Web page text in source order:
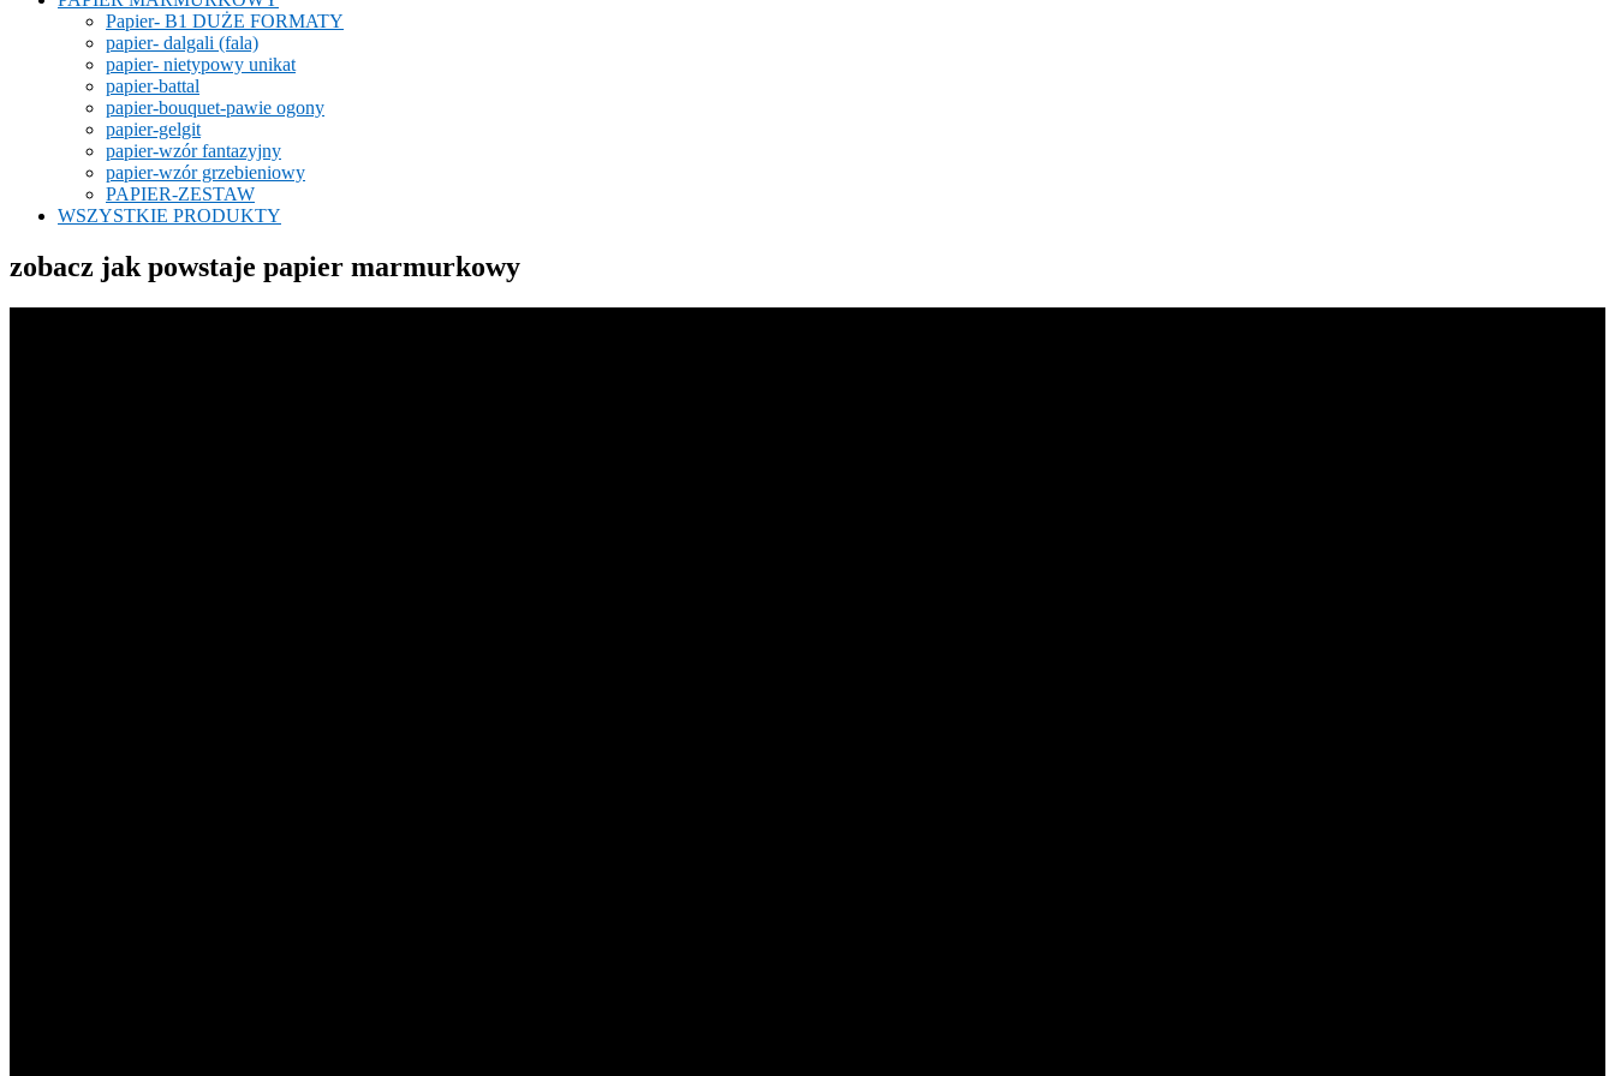
Papier- B1 DUŻE FORMATY
papier- dalgali (fala)
papier- nietypowy unikat
papier-battal
papier-bouquet-pawie ogony
papier-gelgit
papier-wzór fantazyjny
papier-wzór grzebieniowy
PAPIER-ZESTAW
WSZYSTKIE PRODUKTY
zobacz jak powstaje papier marmurkowy